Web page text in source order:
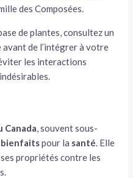
des Composées.
de plantes, consultez un
de l’intégrer à votre
les interactions
, souvent sous-
bienfaitspour la santé. Elle
propriétés contre les